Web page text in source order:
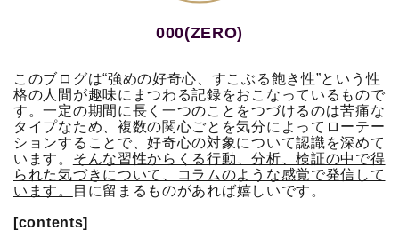
000(ZERO)
このブログは“強めの好奇心、すこぶる飽き性”という性
格の人間が趣味にまつわる記録をおこなっているもので
す。一定の期間に長く一つのことをつづけるのは苦痛な
タイプなため、複数の関心ごとを気分によってローテー
ションすることで、好奇心の対象について認識を深めて
います。 そんな習性からくる行動、分析、検証の中で得
られた気づきについて、コラムのような感覚で発信して
います。
目に留まるものがあれば嬉しいです。
[contents]